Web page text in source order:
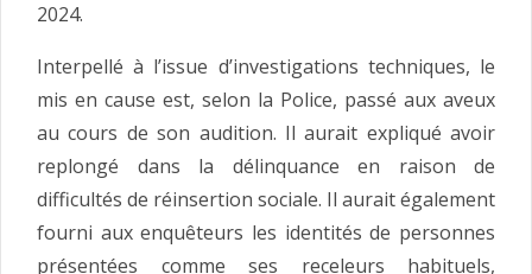
2024.
Interpellé à l’issue d’investigations techniques, le
mis en cause est, selon la Police, passé aux aveux
au cours de son audition. Il aurait expliqué avoir
replongé dans la délinquance en raison de
difficultés de réinsertion sociale. Il aurait également
fourni aux enquêteurs les identités de personnes
présentées comme ses receleurs habituels,